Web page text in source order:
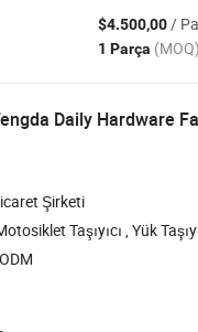
$4.500,00/
1 Parça (MOQ)
Daily Hardware
Şirketi
Taşıyıcı , Yük